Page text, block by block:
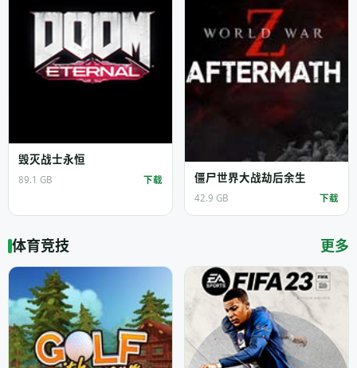
毁灭战士永恒
89.1 GB 下载 僵尸世界大战劫后余生
42.9 GB 下载
体育竞技 更多